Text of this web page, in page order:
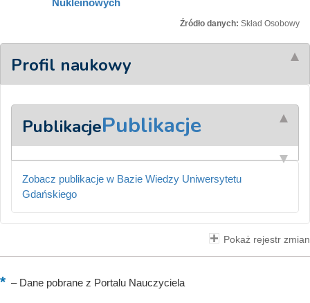
Źródło danych: Skład Osobowy
Profil naukowy
PublikacjePublikacje
Zobacz publikacje w Bazie Wiedzy Uniwersytetu
Gdańskiego
Pokaż rejestr zmian
–Dane pobrane z Portalu Nauczyciela